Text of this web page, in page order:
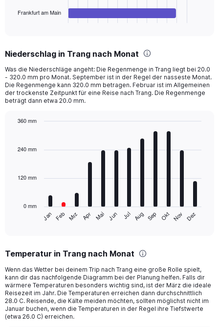
Range:
4
categories.
The
chart
has
Y
values.
to
Frankfurt am Main
Niederschlag in Trang nach Monat
Was die Niederschläge angeht: Die Regenmenge in Trang liegt bei 20.0
- 320.0 mm pro Monat. September ist in der Regel der nasseste Monat.
Die Regenmenge kann 320.0 mm betragen. Februar ist im Allgemeinen
der trockenste Zeitpunkt für eine Reise nach Trang. Die Regenmenge
beträgt dann etwa 20.0 mm.
with
The
Range:
categories.
The
chart
has
1
Y
Jan Feb Mrz Apr Mai Jun Jul Aug Sep Okt Nov Dez
0 mm
120 mm
240 mm
360 mm
Temperatur in Trang nach Monat
Wenn das Wetter bei deinem Trip nach Trang eine große Rolle spielt,
kann dir das nachfolgende Diagramm bei der Planung helfen. Falls dir
wärmere Temperaturen besonders wichtig sind, ist der März die ideale
Reisezeit im Jahr. Die Temperaturen erreichen dann durchschnittlich
28.0 C. Reisende, die Kälte meiden möchten, sollten möglichst nicht im
Januar buchen, wenn die Temperaturen in der Regel ihre Tiefstwerte
(etwa 26.0 C) erreichen.